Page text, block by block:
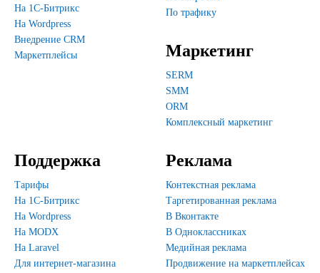
На 1С-Битрикс
На Wordpress
Внедрение CRM
Маркетплейсы
По трафику
Маркетинг
SERM
SMM
ORM
Комплексный маркетинг
Поддержка
Тарифы
На 1С-Битрикс
На Wordpress
На MODX
На Laravel
Для интернет-магазина
Реклама
Контекстная реклама
Таргетированная реклама
В Вконтакте
В Одноклассниках
Медийная реклама
Продвижение на маркетплейсах